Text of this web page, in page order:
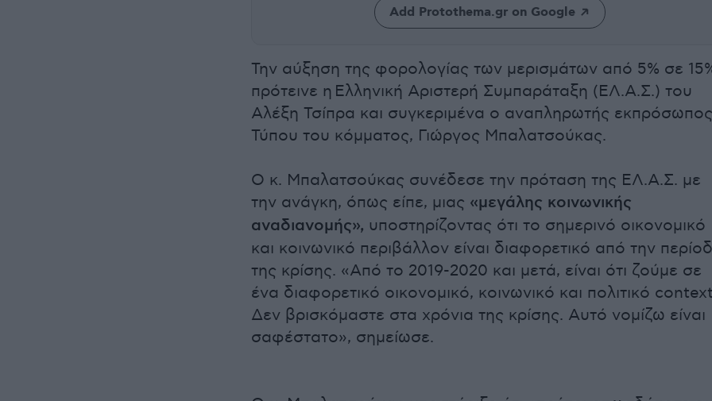
Add Protothema.gr on Google
Την αύξηση της φορολογίας των μερισμάτων από 5% σε
πρότεινε η Ελληνική Αριστερή Συμπαράταξη (ΕΛ.Α.Σ.) του
Αλέξη Τσίπρα και συγκεριμένα ο αναπληρωτής εκπρόσωπος
Τύπου του κόμματος, Γιώργος Μπαλατσούκας.
Ο κ. Μπαλατσούκας συνέδεσε την πρόταση της ΕΛ.Α.Σ. με
την ανάγκη, όπως είπε, μιας «μεγάλης κοινωνικής
αναδιανομής», υποστηρίζοντας ότι το σημερινό οικονομικό
και κοινωνικό περιβάλλον είναι διαφορετικό από την
της κρίσης. «Από το 2019-2020 και μετά, είναι ότι ζούμε σε
ένα διαφορετικό οικονομικό, κοινωνικό και πολιτικό
Δεν βρισκόμαστε στα χρόνια της κρίσης. Αυτό νομίζω είναι
σαφέστατο», σημείωσε.